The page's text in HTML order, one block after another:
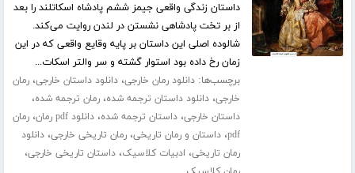
داستان زندگی واقعی جیمز ششم پادشاه اسکاتلند را بعد
از بر تخت پادشاهی نشستن در لندن روایت می‌کند.
شالوده اصلی این داستان بر پایه وقایع واقعی که در این
زمان رخ داده بود استوار گشته و سر والتر اسکات...
برچسب‌ها:دانلود رمان خارجی،دانلود داستان خارجی،رمان
خارجی،دانلود داستان ترجمه شده،رمان ترجمه شده،
داستان خارجی،داستان ترجمه شده،دانلود pdf رمان ،رمان
pdf،داستان و رمان تاریخی،رمان تاریخی خارجی،دانلود
رمان تاریخی، ادبیات کلاسیک،داستان تاریخی خارجی،